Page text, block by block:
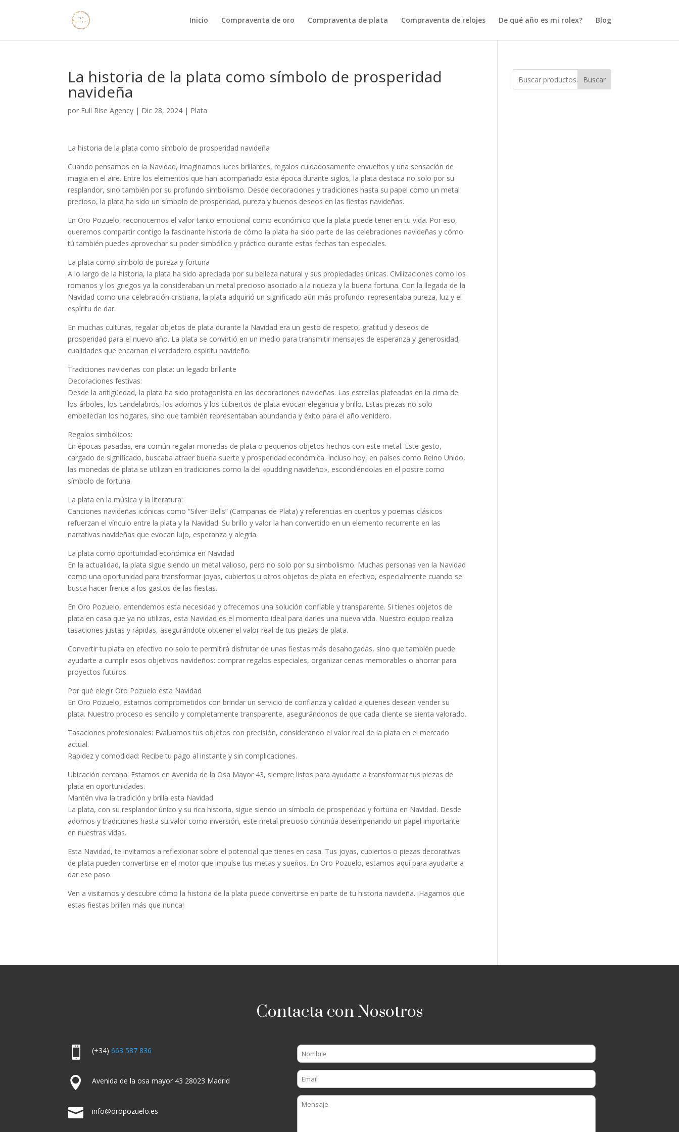
Inicio Compraventa de oro Compraventa de plata Compraventa de relojes De qué año es mi rolex? Blog
La historia de la plata como símbolo de prosperidad
navideña
por Full Rise Agency | Dic 28, 2024 | Plata
La historia de la plata como símbolo de prosperidad navideña
Cuando pensamos en la Navidad, imaginamos luces brillantes, regalos cuidadosamente envueltos y una sensación de
magia en el aire. Entre los elementos que han acompañado esta época durante siglos, la plata destaca no solo por su
resplandor, sino también por su profundo simbolismo. Desde decoraciones y tradiciones hasta su papel como un metal
precioso, la plata ha sido un símbolo de prosperidad, pureza y buenos deseos en las fiestas navideñas.
En Oro Pozuelo, reconocemos el valor tanto emocional como económico que la plata puede tener en tu vida. Por eso,
queremos compartir contigo la fascinante historia de cómo la plata ha sido parte de las celebraciones navideñas y cómo
tú también puedes aprovechar su poder simbólico y práctico durante estas fechas tan especiales.
La plata como símbolo de pureza y fortuna
A lo largo de la historia, la plata ha sido apreciada por su belleza natural y sus propiedades únicas. Civilizaciones como los
romanos y los griegos ya la consideraban un metal precioso asociado a la riqueza y la buena fortuna. Con la llegada de la
Navidad como una celebración cristiana, la plata adquirió un significado aún más profundo: representaba pureza, luz y el
espíritu de dar.
En muchas culturas, regalar objetos de plata durante la Navidad era un gesto de respeto, gratitud y deseos de
prosperidad para el nuevo año. La plata se convirtió en un medio para transmitir mensajes de esperanza y generosidad,
cualidades que encarnan el verdadero espíritu navideño.
Tradiciones navideñas con plata: un legado brillante
Decoraciones festivas:
Desde la antigüedad, la plata ha sido protagonista en las decoraciones navideñas. Las estrellas plateadas en la cima de
los árboles, los candelabros, los adornos y los cubiertos de plata evocan elegancia y brillo. Estas piezas no solo
embellecían los hogares, sino que también representaban abundancia y éxito para el año venidero.
Regalos simbólicos:
En épocas pasadas, era común regalar monedas de plata o pequeños objetos hechos con este metal. Este gesto,
cargado de significado, buscaba atraer buena suerte y prosperidad económica. Incluso hoy, en países como Reino Unido,
las monedas de plata se utilizan en tradiciones como la del «pudding navideño», escondiéndolas en el postre como
símbolo de fortuna.
La plata en la música y la literatura:
Canciones navideñas icónicas como “Silver Bells” (Campanas de Plata) y referencias en cuentos y poemas clásicos
refuerzan el vínculo entre la plata y la Navidad. Su brillo y valor la han convertido en un elemento recurrente en las
narrativas navideñas que evocan lujo, esperanza y alegría.
La plata como oportunidad económica en Navidad
En la actualidad, la plata sigue siendo un metal valioso, pero no solo por su simbolismo. Muchas personas ven la Navidad
como una oportunidad para transformar joyas, cubiertos u otros objetos de plata en efectivo, especialmente cuando se
busca hacer frente a los gastos de las fiestas.
En Oro Pozuelo, entendemos esta necesidad y ofrecemos una solución confiable y transparente. Si tienes objetos de
plata en casa que ya no utilizas, esta Navidad es el momento ideal para darles una nueva vida. Nuestro equipo realiza
tasaciones justas y rápidas, asegurándote obtener el valor real de tus piezas de plata.
Convertir tu plata en efectivo no solo te permitirá disfrutar de unas fiestas más desahogadas, sino que también puede
ayudarte a cumplir esos objetivos navideños: comprar regalos especiales, organizar cenas memorables o ahorrar para
proyectos futuros.
Por qué elegir Oro Pozuelo esta Navidad
En Oro Pozuelo, estamos comprometidos con brindar un servicio de confianza y calidad a quienes desean vender su
plata. Nuestro proceso es sencillo y completamente transparente, asegurándonos de que cada cliente se sienta valorado.
Tasaciones profesionales: Evaluamos tus objetos con precisión, considerando el valor real de la plata en el mercado
actual.
Rapidez y comodidad: Recibe tu pago al instante y sin complicaciones.
Ubicación cercana: Estamos en Avenida de la Osa Mayor 43, siempre listos para ayudarte a transformar tus piezas de
plata en oportunidades.
Mantén viva la tradición y brilla esta Navidad
La plata, con su resplandor único y su rica historia, sigue siendo un símbolo de prosperidad y fortuna en Navidad. Desde
adornos y tradiciones hasta su valor como inversión, este metal precioso continúa desempeñando un papel importante
en nuestras vidas.
Esta Navidad, te invitamos a reflexionar sobre el potencial que tienes en casa. Tus joyas, cubiertos o piezas decorativas
de plata pueden convertirse en el motor que impulse tus metas y sueños. En Oro Pozuelo, estamos aquí para ayudarte a
dar ese paso.
Ven a visitarnos y descubre cómo la historia de la plata puede convertirse en parte de tu historia navideña. ¡Hagamos que
estas fiestas brillen más que nunca!
Buscar
Contacta con Nosotros
 (+34) 663 587 836
 Avenida de la osa mayor 43 28023 Madrid
 info@oropozuelo.es